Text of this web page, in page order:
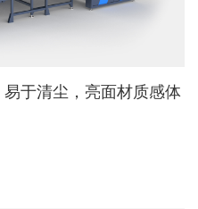
于清尘，亮面材质感体